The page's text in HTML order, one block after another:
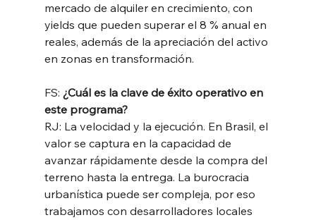
mercado de alquiler en crecimiento, con
yields que pueden superar el 8 % anual en
reales, además de la apreciación del activo
en zonas en transformación.
FS: ¿Cuál es la clave de éxito operativo en
este programa?
RJ: La velocidad y la ejecución. En Brasil, el
valor se captura en la capacidad de
avanzar rápidamente desde la compra del
terreno hasta la entrega. La burocracia
urbanística puede ser compleja, por eso
trabajamos con desarrolladores locales